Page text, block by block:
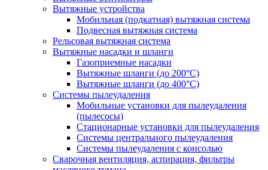
Вытяжные устройства
Мобильная (подкатная) вытяжная система
Подвесная вытяжная система
Рельсовая вытяжная система
Вытяжные насадки и шланги
Газоприемные насадки
Вытяжные шланги (до 200°C)
Вытяжные шланги (до 400°C)
Системы пылеудаления
Мобильные установки для пылеудаления
(пылесосы)
Стационарные установки для пылеудаления
Системы центрального пылеудаления
Системы пылеудаления с консолью
Сварочная вентиляция, аспирация, фильтры